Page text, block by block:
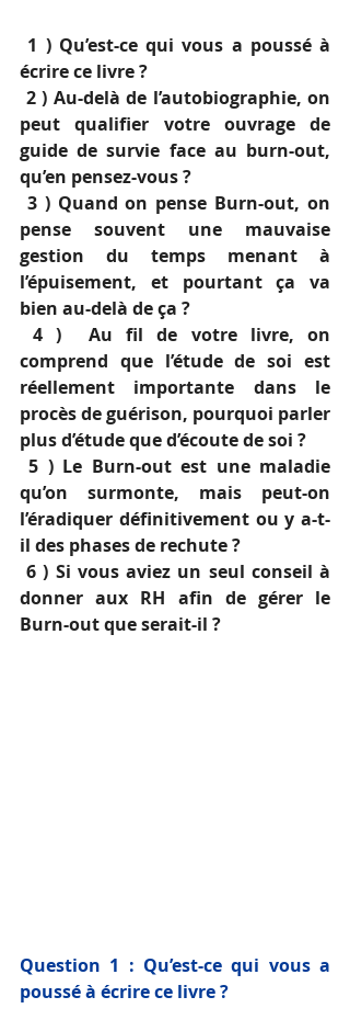
écrire ce livre ?
peut qualifier votre ouvrage de
guide de survie face au burn-out,
qu’en pensez-vous ?
pense souvent une mauvaise
gestion du temps menant à
l’épuisement, et pourtant ça va
bien au-delà de ça ?
4 )  Au fil de votre livre, on
comprend que l’étude de soi est
réellement importante dans le
procès de guérison, pourquoi parler
plus d’étude que d’écoute de soi ?
5 ) Le Burn-out est une maladie
qu’on surmonte, mais peut-on
l’éradiquer définitivement ou y a-t-
il des phases de rechute ?
6 ) Si vous aviez un seul conseil à
donner aux RH afin de gérer le
Burn-out que serait-il ?
Question 1 : Qu’est-ce qui vous a
poussé à écrire ce livre ?